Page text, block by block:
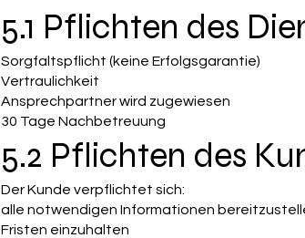
5.1 Pflichten des
Sorgfaltspflicht (keine Erfolgsgarantie)
Vertraulichkeit
Ansprechpartner wird zugewiesen
30 Tage Nachbetreuung
5.2 Pflichten des
Der Kunde verpflichtet sich:
alle notwendigen Informationen
Fristen einzuhalten